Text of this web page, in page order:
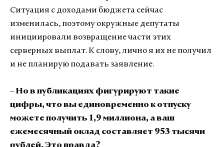
Ситуация с доходами бюджета сейчас
изменилась, поэтому окружные депутаты
инициировали возвращение части этих
серверных выплат. К слову, лично я их не получил
и не планирую подавать заявление.
– Но в публикациях фигурируют такие
цифры, что вы единовременно к отпуску
можете получить 1,9 миллиона, а ваш
ежемесячный оклад составляет 953 тысячи